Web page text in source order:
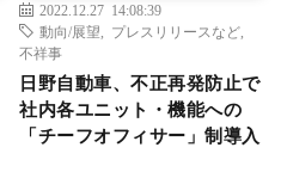
2022.12.27 14:08:39
動向/展望
プレスリリースなど
不祥事
日野自動車、不正再発防止で
社内各ユニット・機能への
「チーフオフィサー」制導入